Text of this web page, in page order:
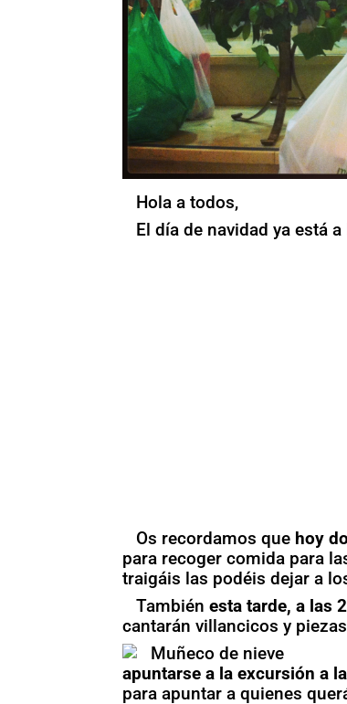
Hola a todos,
El día de navidad ya está
Os recordamos que hoy
para recoger comida para
traigáis las podéis dejar a
También esta tarde, a las
cantarán villancicos y
apuntarse a la excursión a
para apuntar a quienes